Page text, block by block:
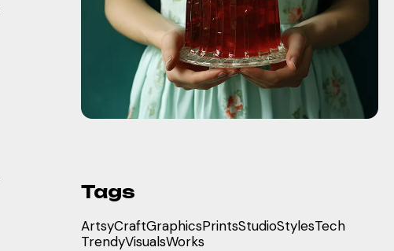
Tags
ArtsyCraftGraphicsPrintsStudioStylesTech
TrendyVisualsWorks